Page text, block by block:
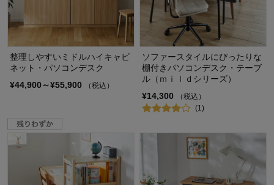
整理しやすいミドルハイキャビ
ネット・パソコンデスク
¥44,900～¥55,900
（税込）
ソファースタイルにぴったりな
棚付きパソコンデスク・テーブ
ル（ｍｉｌｄシリーズ）
¥14,300
（税込）
(1)